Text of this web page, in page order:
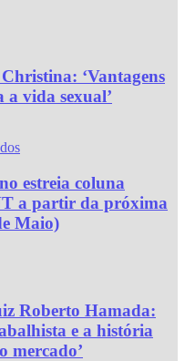
‘Vantagens
a vida sexual’
estreia coluna
a partir da próxima
Maio)
Roberto Hamada:
e a história
mercado’